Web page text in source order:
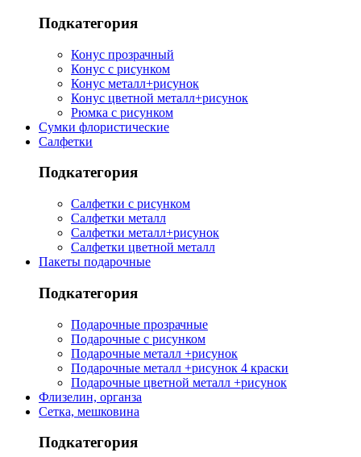
Подкатегория
Конус прозрачный
Конус с рисунком
Конус металл+рисунок
Конус цветной металл+рисунок
Рюмка с рисунком
Сумки флористические
Салфетки
Подкатегория
Салфетки с рисунком
Салфетки металл
Салфетки металл+рисунок
Салфетки цветной металл
Пакеты подарочные
Подкатегория
Подарочные прозрачные
Подарочные с рисунком
Подарочные металл +рисунок
Подарочные металл +рисунок 4 краски
Подарочные цветной металл +рисунок
Флизелин, органза
Сетка, мешковина
Подкатегория